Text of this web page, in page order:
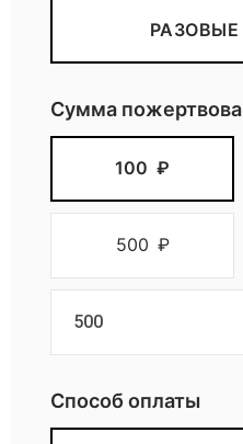
Сумма
100 ₽
500 ₽
Способ оплаты